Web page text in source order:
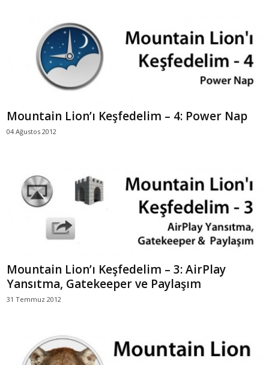
Mountain Lion’ı Keşfedelim – 4: Power Nap
04 Ağustos 2012
Mountain Lion’ı Keşfedelim – 3: AirPlay
Yansıtma, Gatekeeper ve Paylaşım
31 Temmuz 2012